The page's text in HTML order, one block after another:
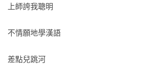
上師誇我聰明
不情願地學漢語
差點兒跳河